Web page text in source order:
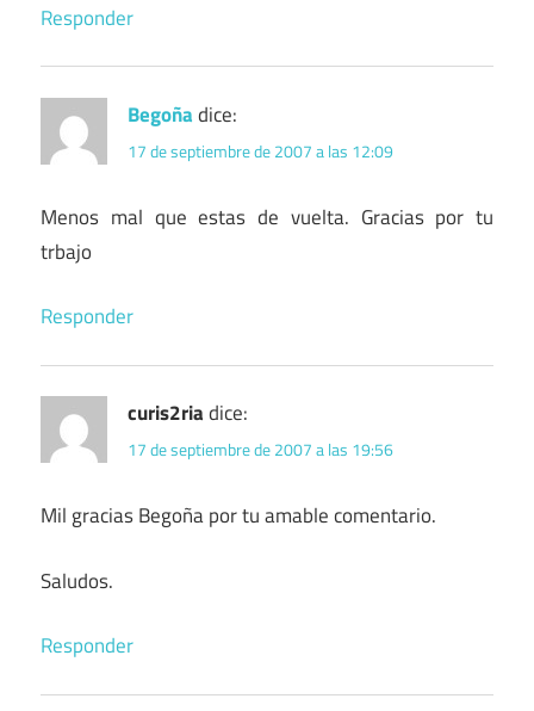
Responder
Begoñadice:
17 de septiembre de 2007 a las 12:09
Menos mal que estas de vuelta. Gracias por tu
trbajo
Responder
curis2riadice:
17 de septiembre de 2007 a las 19:56
Mil gracias Begoña por tu amable comentario.
Saludos.
Responder